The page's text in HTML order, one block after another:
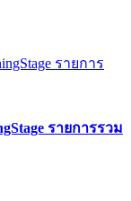
รายการรวม